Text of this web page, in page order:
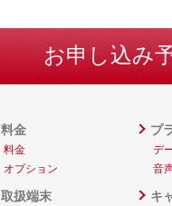
お申し込み
料金
料金
オプション
取扱端末
プ
デ
音
キ